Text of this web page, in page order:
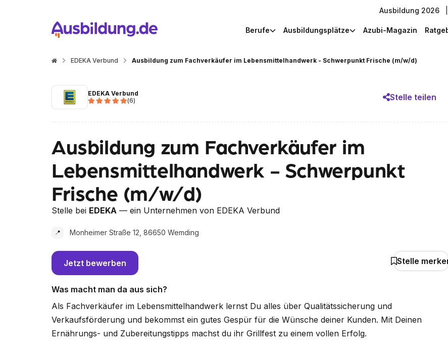
Ausbildung 2026
Berufe Ausbildungsplätze Azubi-Magazin
EDEKA Verbund Ausbildung zum Fachverkäufer im Lebensmittelhandwerk - Schwerpunkt Frische (m/w/d)
EDEKA Verbund
(6) Stelle teilen
Ausbildung zum Fachverkäufer im
Lebensmittelhandwerk - Schwerpunkt
Frische (m/w/d)
Stelle bei EDEKA — ein Unternehmen von EDEKA Verbund
📍 Monheimer Straße 12, 86650 Wemding
Jetzt bewerben Stelle merken
Was macht man da aus sich?
Als Fachverkäufer im Lebensmittelhandwerk lernst Du alles über Qualitätssicherung und
Verkaufsförderung und bekommst ein gutes Gespür für die Wünsche deiner Kunden. Mit Deinen
Ernährungs- und Zubereitungstipps machst du ihr Grillfest zu einem vollen Erfolg.